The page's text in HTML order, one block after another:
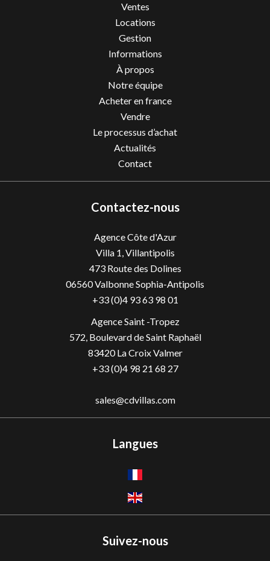
Ventes
Locations
Gestion
Informations
À propos
Notre équipe
Acheter en france
Vendre
Le processus d’achat
Actualités
Contact
Contactez-nous
Agence Côte d'Azur
Villa 1, Villantipolis
473 Route des Dolines
06560Valbonne Sophia-Antipolis
+33 (0)4 93 63 98 01
Agence Saint -Tropez
572, Boulevard de Saint Raphaël
83420 La Croix Valmer
+33 (0)4 98 21 68 27
sales@cdvillas.com
Langues
Suivez-nous